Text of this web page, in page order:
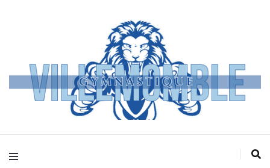
Villemomble